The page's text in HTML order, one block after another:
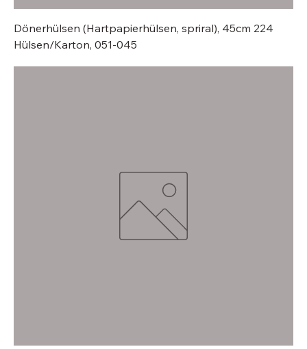
Dönerhülsen (Hartpapierhülsen, spriral), 45cm 224
Hülsen/Karton, 051-045